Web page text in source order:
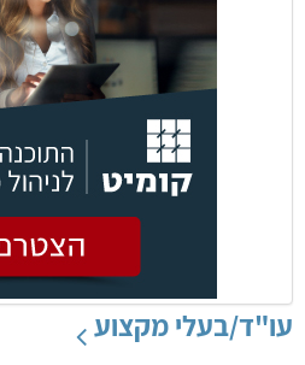
עו"ד/בעלי מקצוע